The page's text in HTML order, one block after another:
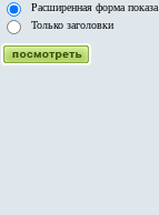
Расширенная форма показа
Только заголовки